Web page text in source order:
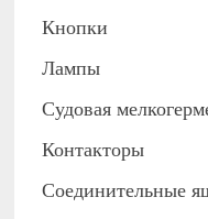
Кнопки
Лампы
Судовая
Контакторы
Соединительные